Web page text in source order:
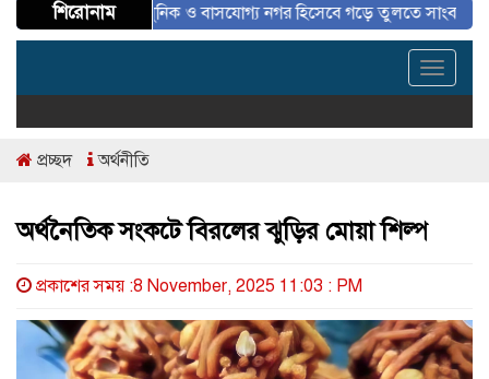
শিরোনাম
আধুনিক ও বাসযোগ্য নগর হিসেবে গড়ে তুলতে সাংবাদিকদের
Toggle
প্রচ্ছদ অর্থনীতি
অর্থনৈতিক সংকটে বিরলের ঝুড়ির মোয়া শিল্প
প্রকাশের সময় :8 November, 2025 11:03 : PM